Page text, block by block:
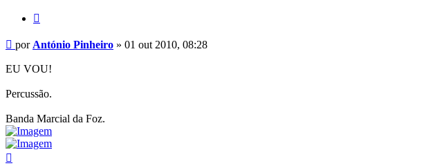
Mensagem
por António Pinheiro » 01 out 2010, 08:28
EU VOU!
Percussão.
Banda Marcial da Foz.